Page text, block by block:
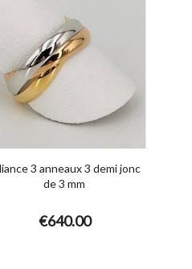
3 anneaux 3 demi jonc
de 3 mm
€640.00